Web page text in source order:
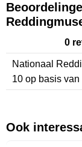
0
Nationaal
10 op basis van
Ook